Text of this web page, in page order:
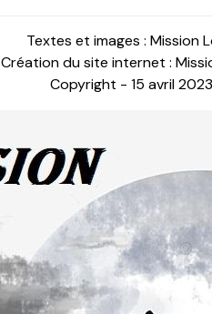
Textes et images : Mission
Création du site internet :
Copyright - 15 avril 2023